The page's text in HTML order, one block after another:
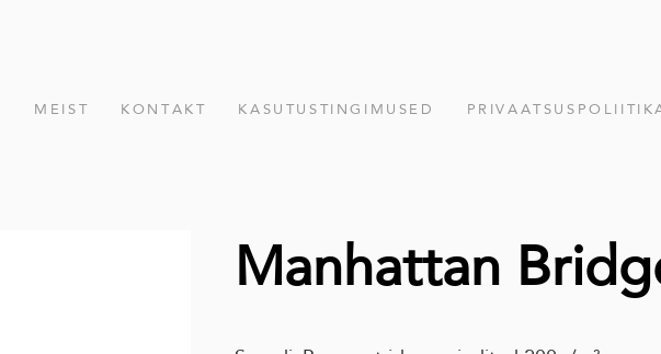
MEIST KONTAKT KASUTUSTINGIMUSED
Manhattan